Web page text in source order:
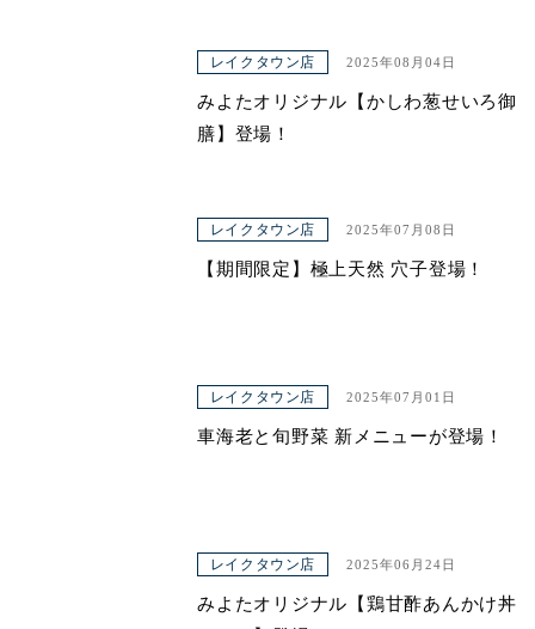
レイクタウン店 2025年08月04日
みよたオリジナル【かしわ葱せいろ御
膳】登場！
レイクタウン店 2025年07月08日
【期間限定】極上天然 穴子登場！
レイクタウン店 2025年07月01日
車海老と旬野菜 新メニューが登場！
レイクタウン店 2025年06月24日
みよたオリジナル【鶏甘酢あんかけ丼